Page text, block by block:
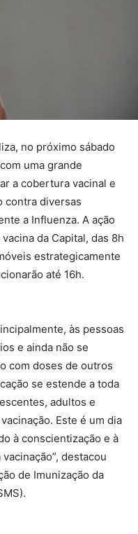
no próximo sábado
uma grande
a cobertura vacinal e
contra diversas
a Influenza. A ação
da Capital, das 8h
estrategicamente
até 16h.
às pessoas
e ainda não se
com doses de outros
se estende a toda
adultos e
Este é um dia
à conscientização e à
destacou
de Imunização da